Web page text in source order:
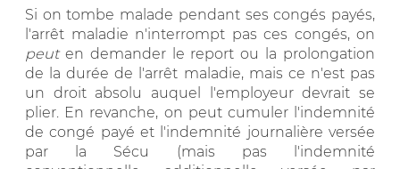
Si on tombe malade pendant ses congés payés,
l'arrêt maladie n'interrompt pas ces congés, on
peuten demander le report ou la prolongation
de la durée de l'arrêt maladie, mais ce n'est pas
un droit absolu auquel l'employeur devrait se
plier. En revanche, on peut cumuler l'indemnité
de congé payé et l'indemnité journalière versée
par la Sécu (mais pas l'indemnité